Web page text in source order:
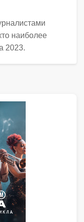
наиболее
2023.